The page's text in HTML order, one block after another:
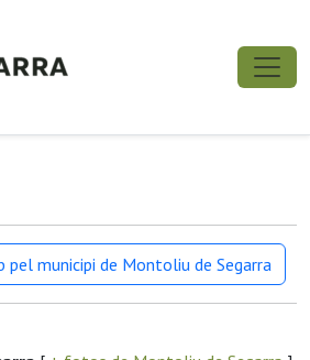
pel municipi de Montoliu de Segarra